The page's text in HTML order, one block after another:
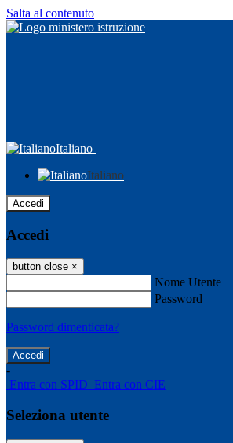
Salta al contenuto
Italiano
Italiano
Accedi
Accedi
button close ×
Nome Utente
Password
Password dimenticata?
-
Entra con SPID Entra con CIE
Seleziona utente